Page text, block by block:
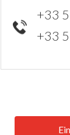
+33
+33